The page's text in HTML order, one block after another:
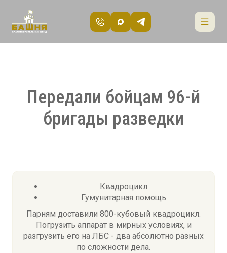
Передали бойцам 96-й
бригады разведки
Квадроцикл
Гумунитарная помощь
Парням доставили 800-кубовый квадроцикл.
Погрузить аппарат в мирных условиях, и
разгрузить его на ЛБС - два абсолютно разных
по сложности дела.